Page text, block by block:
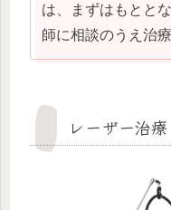
は、まずはもとと
師に相談のうえ治
レーザー治療